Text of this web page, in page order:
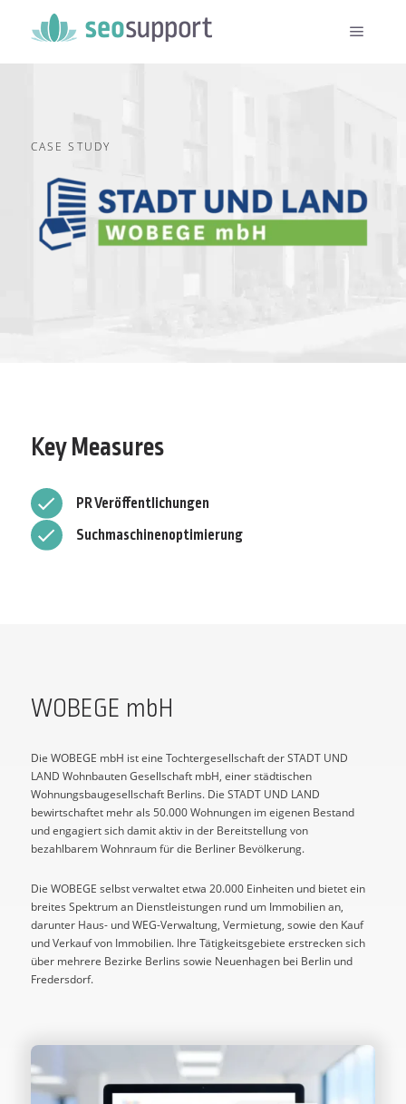
CASE STUDY
Key Measures
PR Veröffentlichungen
Suchmaschinenoptimierung
WOBEGE mbH
Die WOBEGE mbH ist eine Tochtergesellschaft der STADT UND
LAND Wohnbauten Gesellschaft mbH, einer städtischen
Wohnungsbaugesellschaft Berlins. Die STADT UND LAND
bewirtschaftet mehr als 50.000 Wohnungen im eigenen Bestand
und engagiert sich damit aktiv in der Bereitstellung von
bezahlbarem Wohnraum für die Berliner Bevölkerung.
Die WOBEGE selbst verwaltet etwa 20.000 Einheiten und bietet ein
breites Spektrum an Dienstleistungen rund um Immobilien an,
darunter Haus- und WEG-Verwaltung, Vermietung, sowie den Kauf
und Verkauf von Immobilien. Ihre Tätigkeitsgebiete erstrecken sich
über mehrere Bezirke Berlins sowie Neuenhagen bei Berlin und
Fredersdorf.